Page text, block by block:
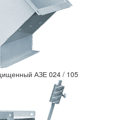
АЗЕ 024 / 105